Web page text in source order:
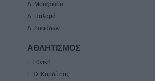
Δ. Μουζάκιου
Δ. Παλαμά
Δ. Σοφάδων
ΑΘΛΗΤΙΣΜΟΣ
Γ Εθνική
ΕΠΣ Καρδίτσας